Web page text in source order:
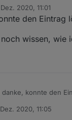
Fehlermeldung
schon einmal für
den DP unter
neu starten (
2020, 11:01
den Eintrag
wissen, wie
danke, konnte den
ich nur noch
2020, 11:05